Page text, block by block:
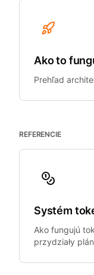
Ako to
Prehľad
REFERENCIE
Systém
Ako fungujú
przydziały